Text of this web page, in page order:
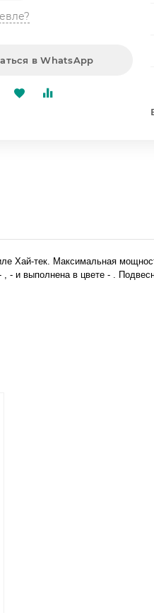
в WhatsApp
Хай-тек. Максимальная
и выполнена в цвете - .